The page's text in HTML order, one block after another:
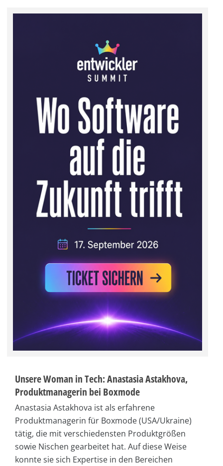
Unsere Woman in Tech: Anastasia Astakhova,
Produktmanagerin bei Boxmode
Anastasia Astakhova ist als erfahrene
Produktmanagerin für Boxmode (USA/Ukraine)
tätig, die mit verschiedensten Produktgrößen
sowie Nischen gearbeitet hat. Auf diese Weise
konnte sie sich Expertise in den Bereichen